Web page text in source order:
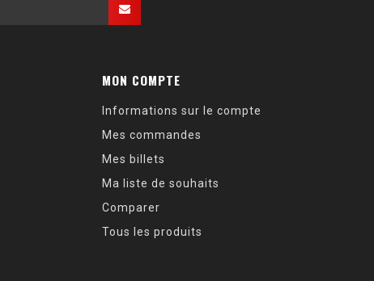
MON COMPTE
Informations sur le compte
Mes commandes
Mes billets
Ma liste de souhaits
Comparer
Tous les produits